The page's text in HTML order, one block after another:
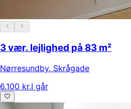
3 vær. lejlighed på 83 m²
Nørresundby, Skrågade
6.100 kr.I går